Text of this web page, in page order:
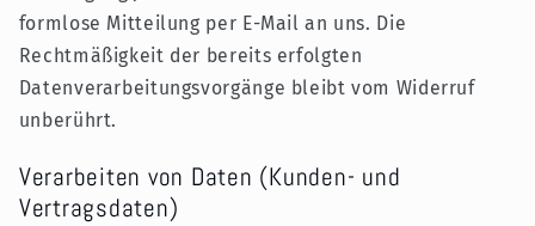
formlose Mitteilung per E-Mail an uns. Die
Rechtmäßigkeit der bereits erfolgten
Datenverarbeitungsvorgänge bleibt vom Widerruf
unberührt.
Verarbeiten von Daten (Kunden- und
Vertragsdaten)